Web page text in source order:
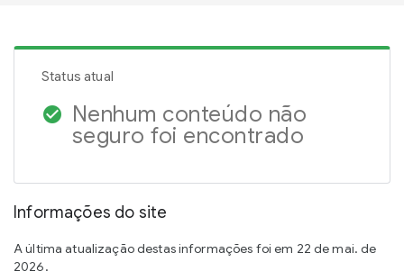
Status atual
check_circle Nenhum conteúdo não
seguro foi encontrado
Informações do site
A última atualização destas informações foi em 22 de mai. de
2026.